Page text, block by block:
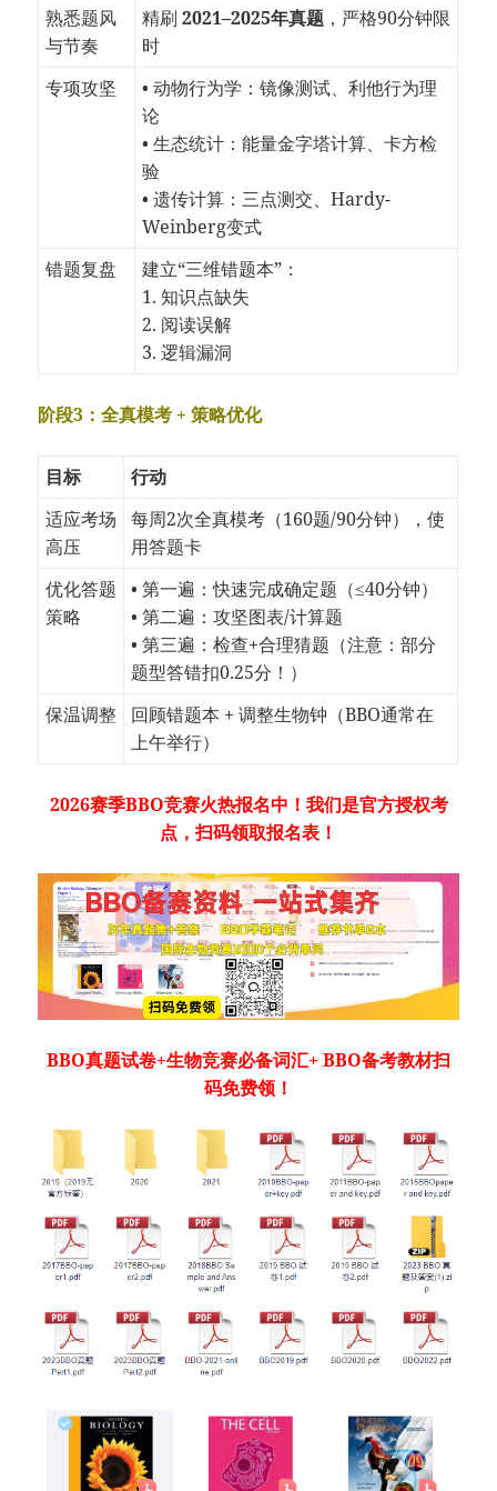
熟悉题风
与节奏
精刷2021–2025年真题 ，严格90分钟限
时
专项攻坚
• 动物行为学：镜像测试、利他行为理
论
• 生态统计：能量金字塔计算、卡方检
验
• 遗传计算：三点测交、Hardy-
Weinberg变式
错题复盘
建立“三维错题本”：
1. 知识点缺失
2. 阅读误解
3. 逻辑漏洞
阶段3：全真模考 + 策略优化
目标
行动
适应考场
高压
每周2次全真模考（160题/90分钟），使
用答题卡
优化答题
策略
• 第一遍：快速完成确定题（≤40分钟）
• 第二遍：攻坚图表/计算题
• 第三遍：检查+合理猜题（注意：部分
题型答错扣0.25分！）
保温调整
回顾错题本 + 调整生物钟（BBO通常在
上午举行）
2026赛季BBO竞赛火热报名中！我们是官方授权考
点，扫码领取报名表！
BBO真题试卷+生物竞赛必备词汇+ BBO备考教材扫
码免费领！